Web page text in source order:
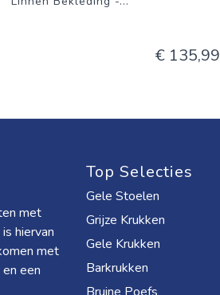
€ 135,99
met
hiervan
met
een
Top Selecties
Gele Stoelen
Grijze Krukken
Gele Krukken
Barkrukken